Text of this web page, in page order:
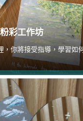
彩工作坊
，你將接受指導，學習如